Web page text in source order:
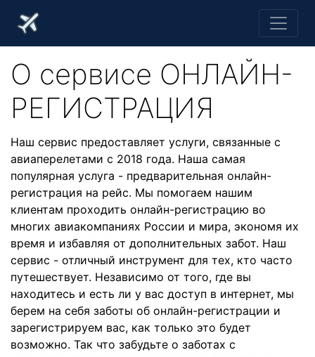
О cервисе ОНЛАЙН-
РЕГИСТРАЦИЯ
Наш сервис предоставляет услуги, связанные с
авиаперелетами с 2018 года. Наша самая
популярная услуга - предварительная онлайн-
регистрация на рейс. Мы помогаем нашим
клиентам проходить онлайн-регистрацию во
многих авиакомпаниях России и мира, экономя их
время и избавляя от дополнительных забот. Наш
сервис - отличный инструмент для тех, кто часто
путешествует. Независимо от того, где вы
находитесь и есть ли у вас доступ в интернет, мы
берем на себя заботы об онлайн-регистрации и
зарегистрируем вас, как только это будет
возможно. Так что забудьте о заботах с